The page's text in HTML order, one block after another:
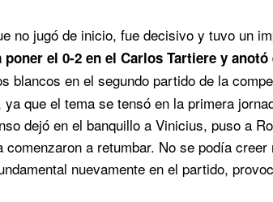
no jugó de inicio, fue decisivo y tuvo un
poner el 0-2 en el Carlos Tartiere y
blancos en el segundo partido de la
que el tema se tensó en la primera
dejó en el banquillo a Vinicius, puso a
a retumbar. No se podía creer
nuevamente en el partido,